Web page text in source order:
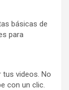
básicas de
para
tus videos. No
con un clic.